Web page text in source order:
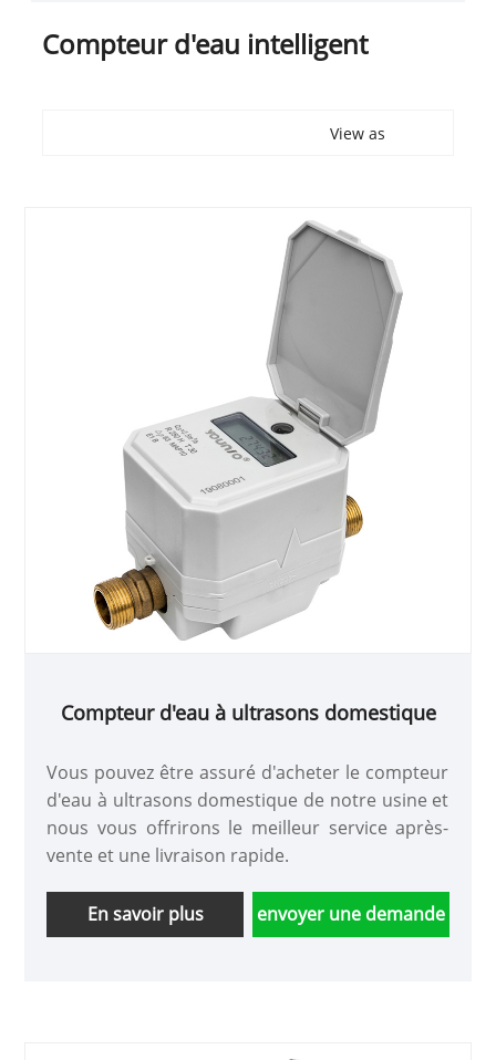
Compteur d'eau intelligent
View as
Compteur d'eau à ultrasons domestique
Vous pouvez être assuré d'acheter le compteur
d'eau à ultrasons domestique de notre usine et
nous vous offrirons le meilleur service après-
vente et une livraison rapide.
En savoir plus envoyer une demande